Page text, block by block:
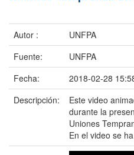
Autor :
UNFPA
Fuente:
UNFPA
Fecha:
2018-02-28
Descripción:
Este video
durante la
Uniones
En el video se